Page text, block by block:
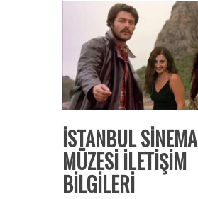
İSTANBUL SİNEMA
MÜZESİ İLETİŞİM
BİLGİLERİ